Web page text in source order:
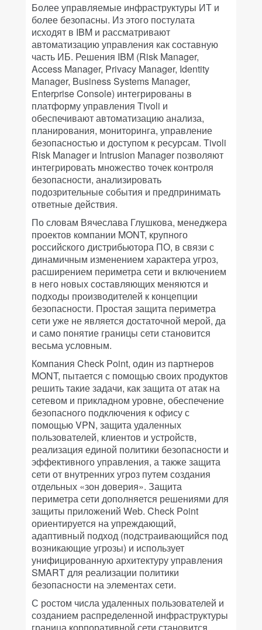
Более управляемые инфраструктуры ИТ и
более безопасны. Из этого постулата
исходят в IBM и рассматривают
автоматизацию управления как составную
часть ИБ. Решения IBM (Risk Manager,
Access Manager, Privacy Manager, Identity
Manager, Business Systems Manager,
Enterprise Console) интегрированы в
платформу управления Tivoli и
обеспечивают автоматизацию анализа,
планирования, мониторинга, управление
безопасностью и доступом к ресурсам. Tivoli
Risk Manager и Intrusion Manager позволяют
интегрировать множество точек контроля
безопасности, анализировать
подозрительные события и предпринимать
ответные действия.
По словам Вячеслава Глушкова, менеджера
проектов компании MONT, крупного
российского дистрибьютора ПО, в связи с
динамичным изменением характера угроз,
расширением периметра сети и включением
в него новых составляющих меняются и
подходы производителей к концепции
безопасности. Простая защита периметра
сети уже не является достаточной мерой, да
и само понятие границы сети становится
весьма условным.
Компания Check Point, один из партнеров
MONT, пытается с помощью своих продуктов
решить такие задачи, как защита от атак на
сетевом и прикладном уровне, обеспечение
безопасного подключения к офису с
помощью VPN, защита удаленных
пользователей, клиентов и устройств,
реализация единой политики безопасности и
эффективного управления, а также защита
сети от внутренних угроз путем создания
отдельных «зон доверия». Защита
периметра сети дополняется решениями для
защиты приложений Web. Check Point
ориентируется на упреждающий,
адаптивный подход (подстраивающийся под
возникающие угрозы) и использует
унифицированную архитектуру управления
SMART для реализации политики
безопасности на элементах сети.
С ростом числа удаленных пользователей и
созданием распределенной инфраструктуры